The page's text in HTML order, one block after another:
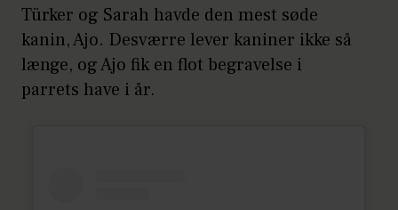
Türker og Sarah havde den mest søde
kanin, Ajo. Desværre lever kaniner ikke så
længe, og Ajo fik en flot begravelse i
parrets have i år.